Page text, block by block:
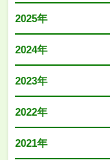
2025年
2024年
2023年
2022年
2021年